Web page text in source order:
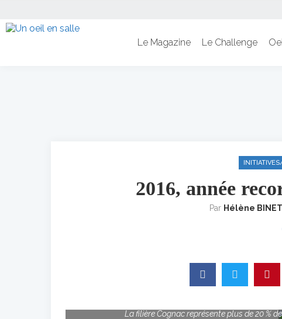
Le Magazine Le Challenge
2016, année
Par Hélène BINET
La filière Cognac représente plus de 20 %